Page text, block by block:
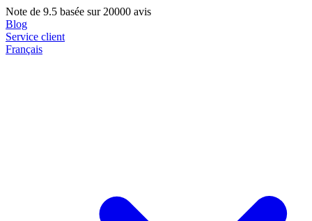
Note de 9.5 basée sur 20000 avis
Blog
Service client
Français